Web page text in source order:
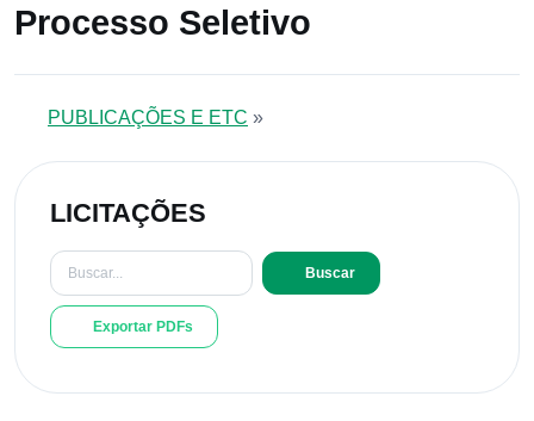
Processo Seletivo
PUBLICAÇÕES E ETC »
LICITAÇÕES
Buscar
Exportar PDFs